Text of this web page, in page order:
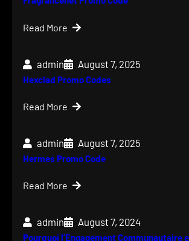
Read More
admin August 7, 2025
Hexclad Promo Codes
Read More
admin August 7, 2025
Hermes Promo Code
Read More
admin August 7, 2024
Pourquoi l’Engagement Communautaire